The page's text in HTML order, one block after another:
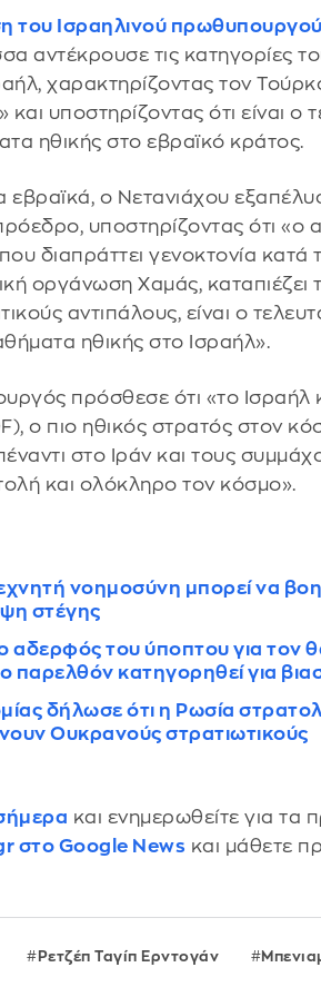
του Ισραηλινού πρωθυπουργού
αντέκρουσε τις κατηγορίες
χαρακτηρίζοντας τον
και υποστηρίζοντας ότι είναι ο
ηθικής στο εβραϊκό κράτος.
εβραϊκά, ο Νετανιάχου
υποστηρίζοντας ότι «ο
διαπράττει γενοκτονία
οργάνωση Χαμάς, καταπιέζει
αντιπάλους, είναι ο
ηθικής στο Ισραήλ».
πρόσθεσε ότι «το Ισραήλ
ο πιο ηθικός στρατός στον
στο Ιράν και τους
και ολόκληρο τον κόσμο».
νοημοσύνη μπορεί να
στέγης
αδερφός του ύποπτου για τον
παρελθόν κατηγορηθεί για
δήλωσε ότι η Ρωσία
Ουκρανούς στρατιωτικούς
και ενημερωθείτε για τα
στο Google News και μάθετε
Ρετζέπ Ταγίπ Ερντογάν